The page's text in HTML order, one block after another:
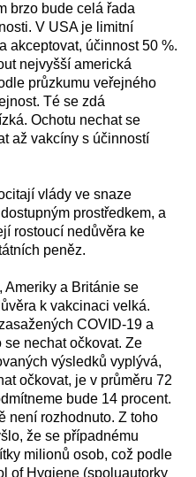
brzo bude celá řada
V USA je limitní
akceptovat, účinnost 50 %.
nejvyšší americká
průzkumu veřejného
Té se zdá
Ochotu nechat se
až vakcíny s účinností
vlády ve snaze
prostředkem, a
rostoucí nedůvěra ke
peněz.
Ameriky a Británie se
k vakcinaci velká.
COVID-19 a
nechat očkovat. Ze
výsled ků vyplývá,
očkovat, je v průměru 72
eme bude 14 procent.
není rozhodnuto. Z toho
že se případnému
milionů osob, což podle
of Hygiene (spoluautorky